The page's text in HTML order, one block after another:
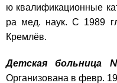
ю квалификационные
ра мед. наук. С 1989
Кремлёв.
Детская
Организована в февр.